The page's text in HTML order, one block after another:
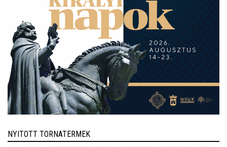
NYITOTT TORNATERMEK